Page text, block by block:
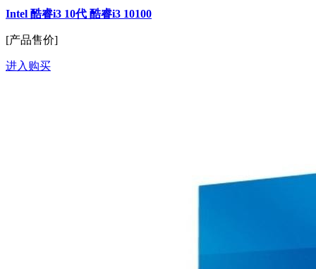
Intel 酷睿i3 10代 酷睿i3 10100
[产品售价]
进入购买